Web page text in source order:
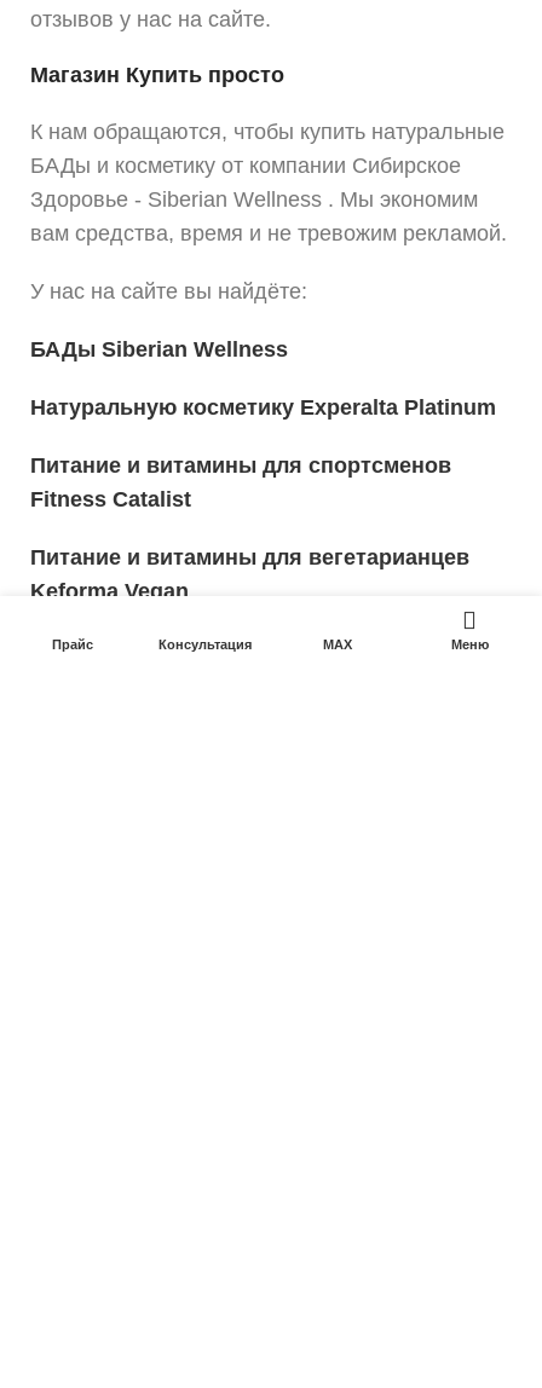
отзывов у нас на сайте.
Магазин Купить просто
К нам обращаются, чтобы купить натуральные
БАДы и косметику от компании Сибирское
Здоровье - Siberian Wellness . Мы экономим
вам средства, время и не тревожим рекламой.
У нас на сайте вы найдёте:
БАДы Siberian Wellness
Натуральную косметику Experalta Platinum
Питание и витамины для спортсменов
Fitness Catalist
Питание и витамины для вегетарианцев
Keforma Vegan
Контакты
Прайс Консультация MAX Меню